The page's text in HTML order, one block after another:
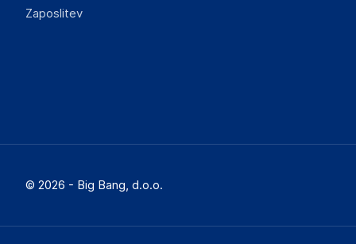
Zaposlitev
© 2026 - Big Bang, d.o.o.